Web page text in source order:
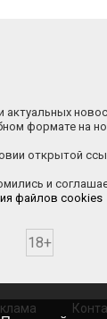
формате на
открытой
и
файлов cookies
18+